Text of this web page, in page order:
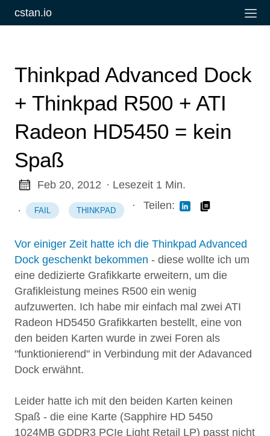
cstan.io
Thinkpad Advanced Dock
+ Thinkpad R500 + ATI
Radeon HD5450 = kein
Spaß
Feb 20, 2012 · Lesezeit 1 Min.
· FAIL THINKPAD · Teilen:
Vor einiger Zeit hatte ich die Thinkpad Advanced
Dock geschenkt bekommen - diese wollte ich um
eine dedizierte Grafikkarte erweitern, um die
Grafikleistung meines R500 ein wenig
aufzuwerten. Ich habe mir einfach mal zwei ATI
Radeon HD5450 Grafikkarten bestellt, eine von
den beiden Karten wurde in zwei Foren als
"funktionierend" in Verbindung mit der Adavanced
Dock erwähnt.
Leider hatte ich mit den beiden Karten keinen
Spaß - die eine Karte (Sapphire HD 5450
1024MB GDDR3 PCIe Light Retail LP) passt nicht